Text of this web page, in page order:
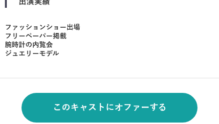
出演実績
ファッションショー出場
フリーペーパー掲載
腕時計の内覧会
ジュエリーモデル
このキャストにオファーする